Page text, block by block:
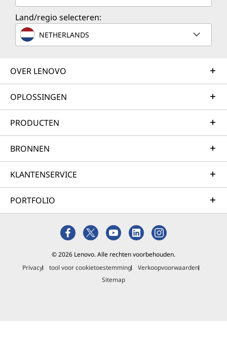
Land/regio selecteren:
NETHERLANDS
OVER LENOVO
OPLOSSINGEN
PRODUCTEN
BRONNEN
KLANTENSERVICE
PORTFOLIO
© 2026 Lenovo. Alle rechten voorbehouden.
Privacy
tool voor cookietoestemming
Verkoopvoorwaarden
Sitemap